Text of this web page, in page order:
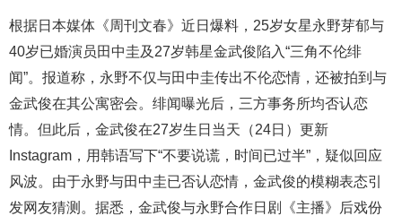
根据日本媒体《周刊文春》近日爆料，25岁女星永野芽郁与
40岁已婚演员田中圭及27岁韩星金武俊陷入“三角不伦绯
闻”。报道称，永野不仅与田中圭传出不伦恋情，还被拍到与
金武俊在其公寓密会。绯闻曝光后，三方事务所均否认恋
情。但此后，金武俊在27岁生日当天（24日）更新
Instagram，用韩语写下“不要说谎，时间已过半”，疑似回应
风波。由于永野与田中圭已否认恋情，金武俊的模糊表态引
发网友猜测。据悉，金武俊与永野合作日剧《主播》后戏份